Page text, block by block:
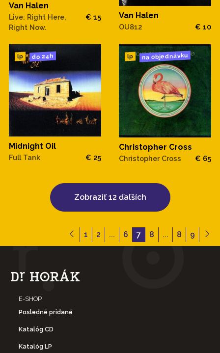
Van Halen
Live: Right Here,
Right Now.
€ 15 Van Halen
OU812 € 10
lp do 24h
Midnight Oil
Full Tank € 25
lp na objednávku
Christopher Cross
Christopher Cross € 65
Zobraziť 12 ďaľších
1 2 ... 6 7 8 ... 8 9
E-SHOP
Posledné pridané
Katalóg CD
Katalóg LP